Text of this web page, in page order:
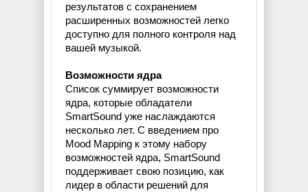
результатов с сохранением
расширенных возможностей легко
доступно для полного контроля над
вашей музыкой.
Возможности ядра
Список суммирует возможности
ядра, которые обладатели
SmartSound уже наслаждаются
несколько лет. С введением про
Mood Mapping к этому набору
возможностей ядра, SmartSound
поддерживает свою позицию, как
лидер в области решений для